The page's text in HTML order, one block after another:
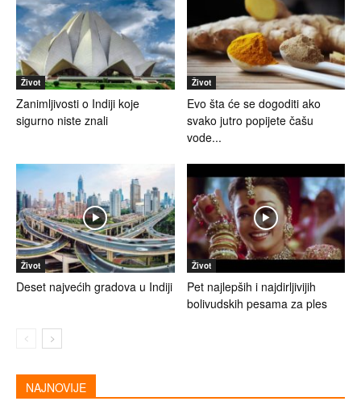
Život
Zanimljivosti o Indiji koje
sigurno niste znali
Život
Evo šta će se dogoditi ako
svako jutro popijete čašu
vode...
Život
Deset najvećih gradova u Indiji
Život
Pet najlepših i najdirljivijih
bolivudskih pesama za ples
NAJNOVIJE